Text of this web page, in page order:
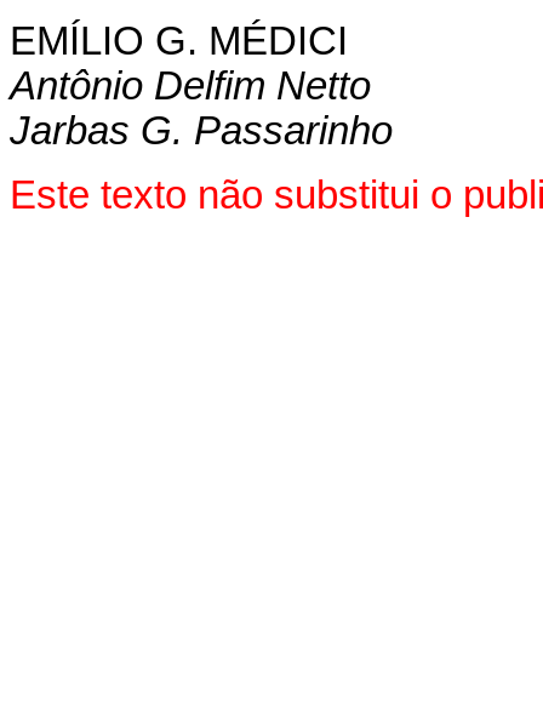
EMÍLIO G. MÉDICI
Antônio Delfim Netto
Jarbas G. Passarinho
Este texto não substitui o